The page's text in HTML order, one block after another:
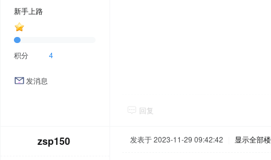
新手上路
积分 4
发消息
回复
zsp150 发表于 2023-11-29 09:42:42 显示全部